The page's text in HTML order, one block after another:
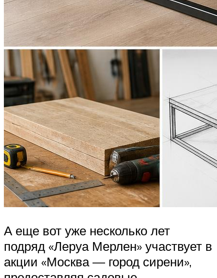
А еще вот уже несколько лет
подряд «Леруа Мерлен» участвует в
акции «Москва — город сирени»,